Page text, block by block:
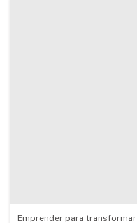
Emprender para transformar